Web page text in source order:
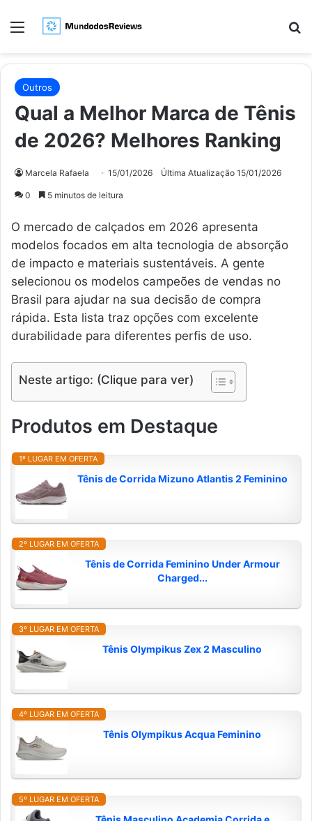
Menu
Outros
Qual a Melhor Marca de Tênis
de 2026? Melhores Ranking
Marcela Rafaela 15/01/2026 Última Atualização 15/01/2026
0 5 minutos de leitura
O mercado de calçados em 2026 apresenta
modelos focados em alta tecnologia de absorção
de impacto e materiais sustentáveis. A gente
selecionou os modelos campeões de vendas no
Brasil para ajudar na sua decisão de compra
rápida. Esta lista traz opções com excelente
durabilidade para diferentes perfis de uso.
Neste artigo: (Clique para ver)
Produtos em Destaque
1º LUGAR EM OFERTA
Tênis de Corrida Mizuno Atlantis 2 Feminino
2º LUGAR EM OFERTA
Tênis de Corrida Feminino Under Armour
Charged...
3º LUGAR EM OFERTA
Tênis Olympikus Zex 2 Masculino
4º LUGAR EM OFERTA
Tênis Olympikus Acqua Feminino
5º LUGAR EM OFERTA